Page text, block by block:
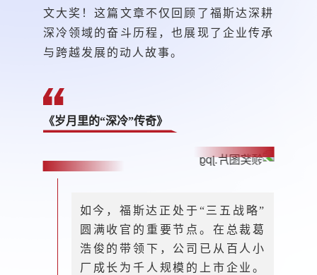
文大奖！这篇文章不仅回顾了福斯达深耕
深冷领域的奋斗历程，也展现了企业传承
与跨越发展的动人故事。
《岁月里的“深冷”传奇》
如今，福斯达正处于“三五战略”
圆满收官的重要节点。在总裁葛
浩俊的带领下，公司已从百人小
厂成长为千人规模的上市企业。